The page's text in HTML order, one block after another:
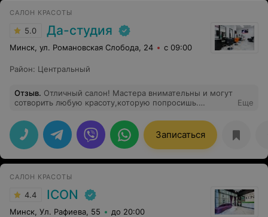
САЛОН КРАСОТЫ
5.0 Да-студия
Минск, ул. Романовская Слобода, 24 с 09:00
Район: Центральный
Отзыв. Отличный салон! Мастера внимательны и могут
сотворить любую красоту,которую попросишь.
Еще
Записаться
САЛОН КРАСОТЫ
4.4 ICON
Минск, Ул. Рафиева, 55 до 20:00